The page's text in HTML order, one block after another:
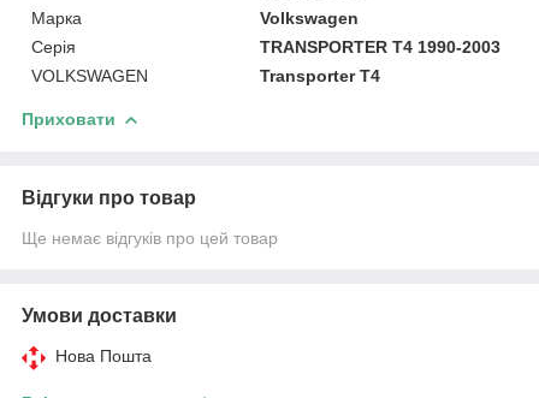
Марка
Volkswagen
Серія
TRANSPORTER T4 1990-2003
VOLKSWAGEN
Transporter T4
Приховати
Відгуки про товар
Ще немає відгуків про цей товар
Умови доставки
Нова Пошта